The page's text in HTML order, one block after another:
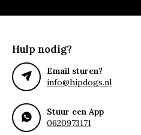
Hulp nodig?
Email sturen?
info@hipdogs.nl
Stuur een App
0620973171